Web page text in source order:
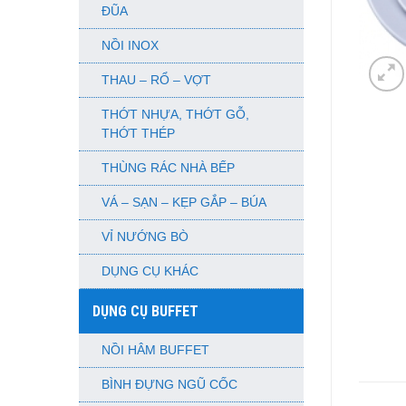
ĐŨA
NỒI INOX
THAU – RỔ – VỢT
THỚT NHỰA, THỚT GỖ,
THỚT THÉP
THÙNG RÁC NHÀ BẾP
VÁ – SẠN – KẸP GẮP – BÚA
VỈ NƯỚNG BÒ
DỤNG CỤ KHÁC
DỤNG CỤ BUFFET
NỒI HÂM BUFFET
BÌNH ĐỰNG NGŨ CỐC